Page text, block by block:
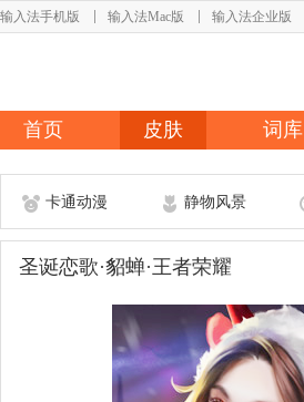
输入法手机版 输入法Mac版 输入法企业版
首页 皮肤 词库
卡通动漫 静物风景
圣诞恋歌·貂蝉·王者荣耀